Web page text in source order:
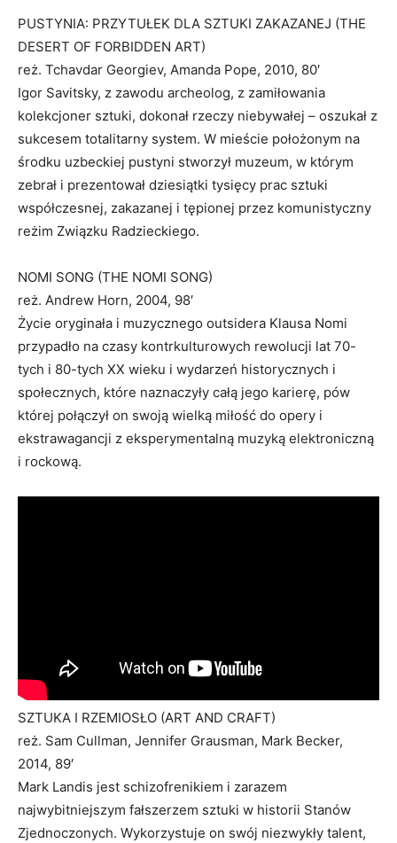
PUSTYNIA: PRZYTUŁEK DLA SZTUKI ZAKAZANEJ (THE
DESERT OF FORBIDDEN ART)
reż. Tchavdar Georgiev, Amanda Pope, 2010, 80′
Igor Savitsky, z zawodu archeolog, z zamiłowania
kolekcjoner sztuki, dokonał rzeczy niebywałej – oszukał z
sukcesem totalitarny system. W mieście położonym na
środku uzbeckiej pustyni stworzył muzeum, w którym
zebrał i prezentował dziesiątki tysięcy prac sztuki
współczesnej, zakazanej i tępionej przez komunistyczny
reżim Związku Radzieckiego.
NOMI SONG (THE NOMI SONG)
reż. Andrew Horn, 2004, 98′
Życie oryginała i muzycznego outsidera Klausa Nomi
przypadło na czasy kontrkulturowych rewolucji lat 70-
tych i 80-tych XX wieku i wydarzeń historycznych i
społecznych, które naznaczyły całą jego karierę, pów
której połączył on swoją wielką miłość do opery i
ekstrawagancji z eksperymentalną muzyką elektroniczną
i rockową.
SZTUKA I RZEMIOSŁO (ART AND CRAFT)
reż. Sam Cullman, Jennifer Grausman, Mark Becker,
2014, 89′
Mark Landis jest schizofrenikiem i zarazem
najwybitniejszym fałszerzem sztuki w historii Stanów
Zjednoczonych. Wykorzystuje on swój niezwykły talent,